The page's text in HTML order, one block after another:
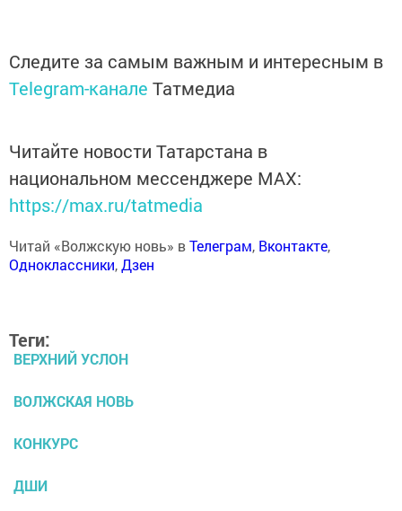
Следите за самым важным и интересным в
Telegram-канале Татмедиа
Читайте новости Татарстана в
национальном мессенджере MАХ:
https://max.ru/tatmedia
Читай «Волжскую новь» вТелеграм, Вконтакте,
Одноклассники,Дзен
Теги:
ВЕРХНИЙ УСЛОН
ВОЛЖСКАЯ НОВЬ
КОНКУРС
ДШИ